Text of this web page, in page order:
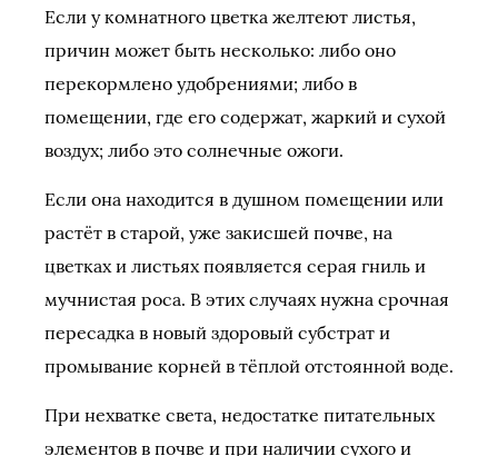
Если у комнатного цветка желтеют листья,
причин может быть несколько: либо оно
перекормлено удобрениями; либо в
помещении, где его содержат, жаркий и сухой
воздух; либо это солнечные ожоги.
Если она находится в душном помещении или
растёт в старой, уже закисшей почве, на
цветках и листьях появляется серая гниль и
мучнистая роса. В этих случаях нужна срочная
пересадка в новый здоровый субстрат и
промывание корней в тёплой отстоянной воде.
При нехватке света, недостатке питательных
элементов в почве и при наличии сухого и